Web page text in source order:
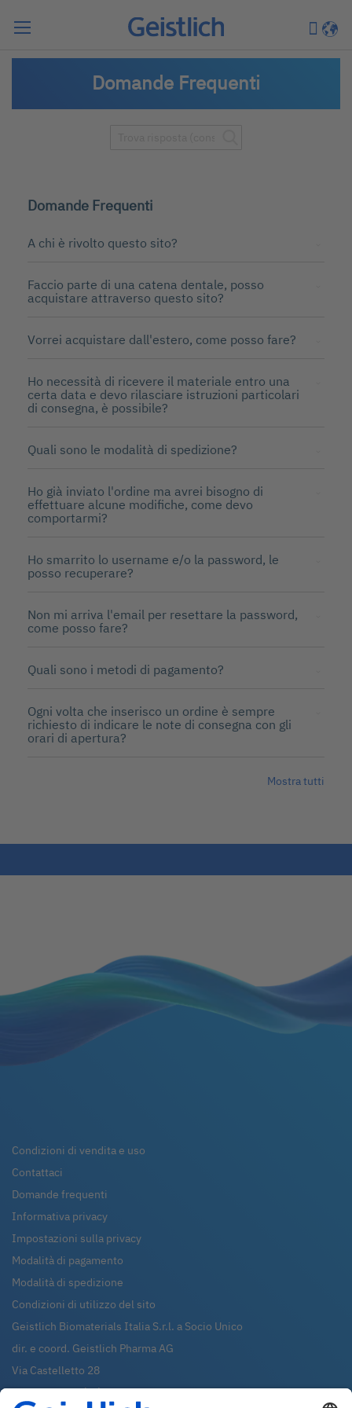
Domande Frequenti
Domande Frequenti
A chi è rivolto questo sito?
Faccio parte di una catena dentale, posso
acquistare attraverso questo sito?
Vorrei acquistare dall'estero, come posso fare?
Ho necessità di ricevere il materiale entro una
certa data e devo rilasciare istruzioni particolari
di consegna, è possibile?
Quali sono le modalità di spedizione?
Ho già inviato l'ordine ma avrei bisogno di
effettuare alcune modifiche, come devo
comportarmi?
Ho smarrito lo username e/o la password, le
posso recuperare?
Non mi arriva l'email per resettare la password,
come posso fare?
Quali sono i metodi di pagamento?
Ogni volta che inserisco un ordine è sempre
richiesto di indicare le note di consegna con gli
orari di apertura?
Mostra tutti
Condizioni di vendita e uso
Contattaci
Domande frequenti
Informativa privacy
Impostazioni sulla privacy
Modalità di pagamento
Modalità di spedizione
Condizioni di utilizzo del sito
Geistlich Biomaterials Italia S.r.l. a Socio Unico
dir. e coord. Geistlich Pharma AG
Via Castelletto 28
36016Thiene (VI)